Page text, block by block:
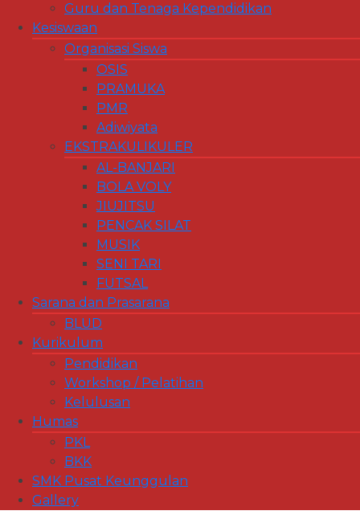
Guru dan Tenaga Kependidikan
Kesiswaan
Organisasi Siswa
OSIS
PRAMUKA
PMR
Adiwiyata
EKSTRAKULIKULER
AL-BANJARI
BOLA VOLY
JIUJITSU
PENCAK SILAT
MUSIK
SENI TARI
FUTSAL
Sarana dan Prasarana
BLUD
Kurikulum
Pendidikan
Workshop / Pelatihan
Kelulusan
Humas
PKL
BKK
SMK Pusat Keunggulan
Gallery